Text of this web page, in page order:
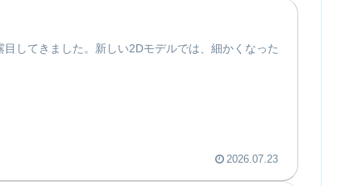
してきました。新しい2Dモデルでは、細かくなった
2026.07.23